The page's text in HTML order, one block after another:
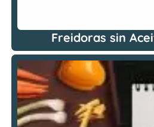
Freidoras sin